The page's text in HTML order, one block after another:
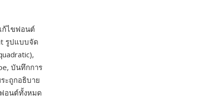
ก้ไขฟอนต์
รูปแบบจัด
บันทึกการ
ะถูกอธิบาย
อนต์ทั้งหมด